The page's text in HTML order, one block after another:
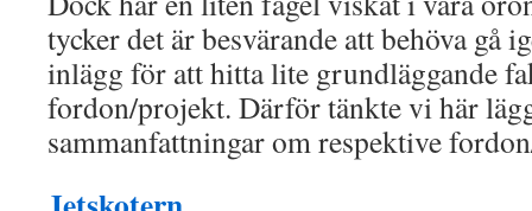
tycker det är besvärande att behöva gå
inlägg för att hitta lite grundläggande
fordon/projekt. Därför tänkte vi här
sammanfattningar om respektive